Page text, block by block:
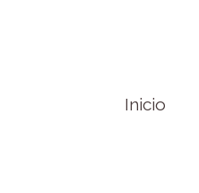
Inicio